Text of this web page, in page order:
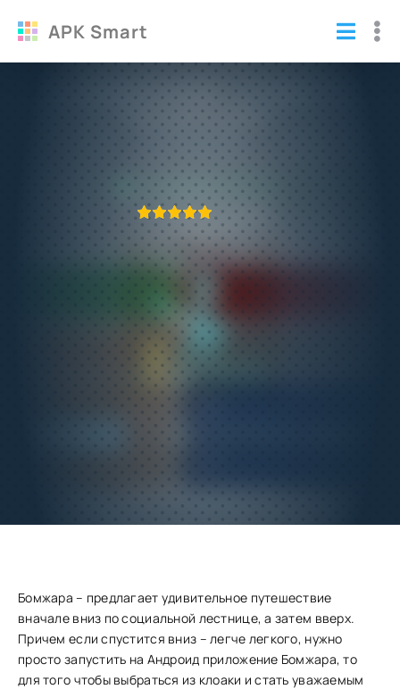
APK Smart
Взломанный Бомжара - история успеха
Мод много денег
Игры / Симуляторы
ПРИЛОЖЕНИЕ ПРОВЕРЕНО
371
Запросить обновление
Бомжара – предлагает удивительное путешествие
вначале вниз по социальной лестнице, а затем вверх.
Причем если спустится вниз – легче легкого, нужно
просто запустить на Андроид приложение Бомжара, то
для того чтобы выбраться из клоаки и стать уважаемым